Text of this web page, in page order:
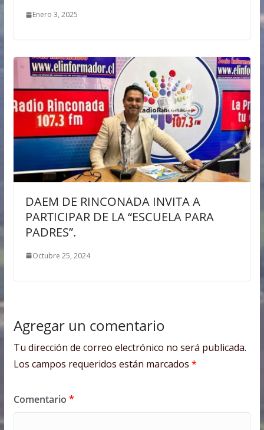
Enero 3, 2025
DAEM DE RINCONADA INVITA A
PARTICIPAR DE LA “ESCUELA PARA
PADRES”.
Octubre 25, 2024
Agregar un comentario
Tu dirección de correo electrónico no será publicada.
Los campos requeridos están marcados *
Comentario *